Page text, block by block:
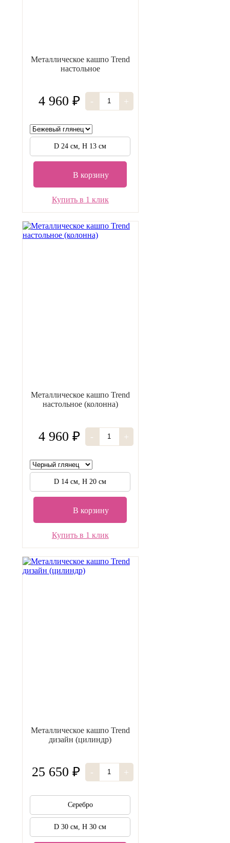
Металлическое кашпо Trend
настольное
4 960 ₽ - +
D 24 см, H 13 см
В корзину
Купить в 1 клик
Металлическое кашпо Trend
настольное (колонна)
4 960 ₽ - +
D 14 см, H 20 см
В корзину
Купить в 1 клик
Металлическое кашпо Trend
дизайн (цилиндр)
25 650 ₽ - +
Серебро
D 30 см, H 30 см